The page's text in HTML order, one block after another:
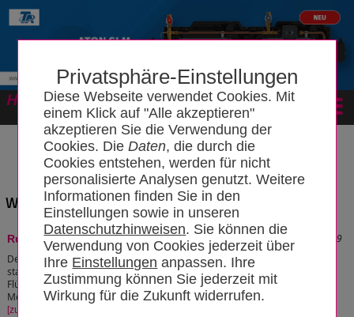
Privatsphäre-Einstellungen
Diese Webseite verwendet Cookies. Mit
einem Klick auf "Alle akzeptieren"
akzeptieren Sie die Verwendung der
Cookies. DieDaten, die durch die
Cookies entstehen, werden für nicht
personalisierte Analysen genutzt. Weitere
Informationen finden Sie in den
Einstellungen sowie in unseren
Datenschutzhinweisen. Sie können die
Verwendung von Cookies jederzeit über
Ihre Einstellungen anpassen. Ihre
Zustimmung können Sie jederzeit mit
Wirkung für die Zukunft widerrufen.
Wissensbereich: "Ruhende Flüssigkeit"
Stand: 06.07.2020 09:43:39
Ruhedruck
Der Lehrsatz lautet > Der Ruhedruck ist der
statische Überdruck einer ruhenden
Flüssigkeit, der sich aus der Dichte des
Mediums und der Höhendifferenz ergibt.
[zum Artikel]